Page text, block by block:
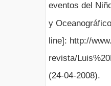
eventos del
y
line]: http://
revista/
(24-04-2008).